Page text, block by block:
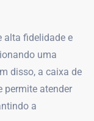
alta fidelidade e
uma
disso, a caixa de
permite atender
a